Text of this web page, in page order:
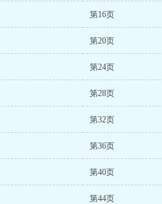
第16页
第20页
第24页
第28页
第32页
第36页
第40页
第44页